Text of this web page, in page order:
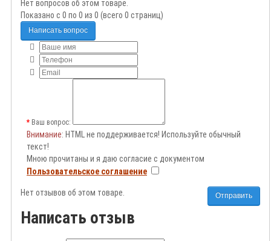
Нет вопросов об этом товаре.
Показано с 0 по 0 из 0 (всего 0 страниц)
Написать вопрос
Ваш вопрос:
Внимание: HTML не поддерживается! Используйте обычный
текст!
Мною прочитаны и я даю согласие с документом
Пользовательское соглашение
Отправить
Нет отзывов об этом товаре.
Написать отзыв